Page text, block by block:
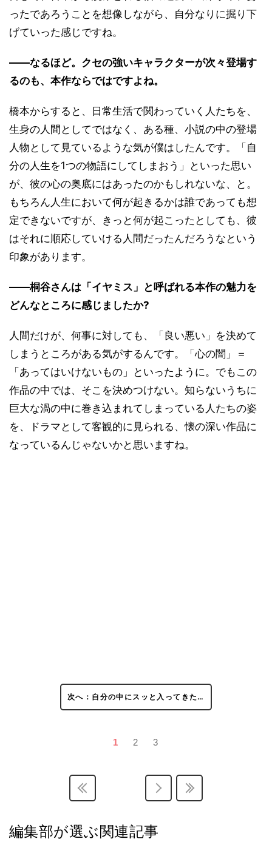
ったであろうことを想像しながら、自分なりに掘り下
げていった感じですね。
――なるほど。クセの強いキャラクターが次々登場す
るのも、本作ならではですよね。
橋本からすると、日常生活で関わっていく人たちを、
生身の人間としてではなく、ある種、小説の中の登場
人物として見ているような気が僕はしたんです。「自
分の人生を1つの物語にしてしまおう」といった思い
が、彼の心の奥底にはあったのかもしれないな、と。
もちろん人生において何が起きるかは誰であっても想
定できないですが、きっと何が起こったとしても、彼
はそれに順応していける人間だったんだろうなという
印象があります。
――桐谷さんは「イヤミス」と呼ばれる本作の魅力を
どんなところに感じましたか?
人間だけが、何事に対しても、「良い悪い」を決めて
しまうところがある気がするんです。「心の闇」＝
「あってはいけないもの」といったように。でもこの
作品の中では、そこを決めつけない。知らないうちに
巨大な渦の中に巻き込まれてしまっている人たちの姿
を、ドラマとして客観的に見られる、懐の深い作品に
なっているんじゃないかと思いますね。
次へ：自分の中にスッと入ってきた…
1 2 3
編集部が選ぶ関連記事